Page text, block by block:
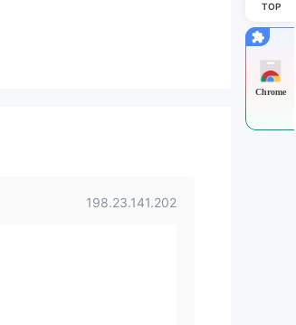
198.23.141.202
TOP
Chrome